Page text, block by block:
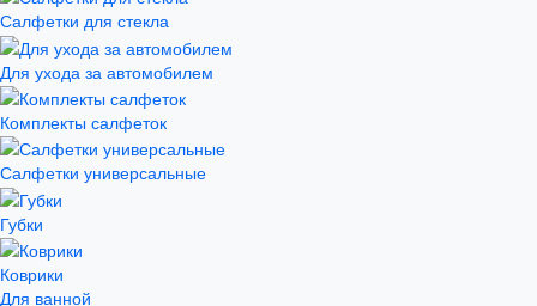
Салфетки для стекла
Для ухода за автомобилем
Комплекты салфеток
Салфетки универсальные
Губки
Коврики
Для ванной